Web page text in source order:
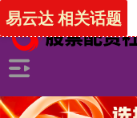
易云达 相关话题